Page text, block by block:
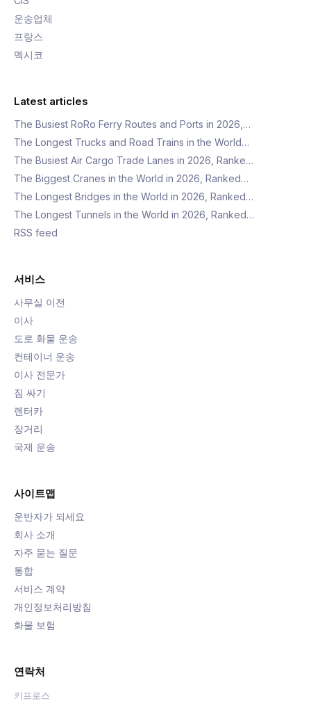
운송업체
프랑스
멕시코
Latest articles
The Busiest RoRo Ferry Routes and Ports in 2026,…
The Longest Trucks and Road Trains in the World…
The Busiest Air Cargo Trade Lanes in 2026, Ranke…
The Biggest Cranes in the World in 2026, Ranked…
The Longest Bridges in the World in 2026, Ranked…
The Longest Tunnels in the World in 2026, Ranked…
RSS feed
서비스
사무실 이전
이사
도로 화물 운송
컨테이너 운송
이사 전문가
짐 싸기
렌터카
장거리
국제 운송
사이트맵
운반자가 되세요
회사 소개
자주 묻는 질문
통합
서비스 계약
개인정보처리방침
화물 보험
연락처
키프로스